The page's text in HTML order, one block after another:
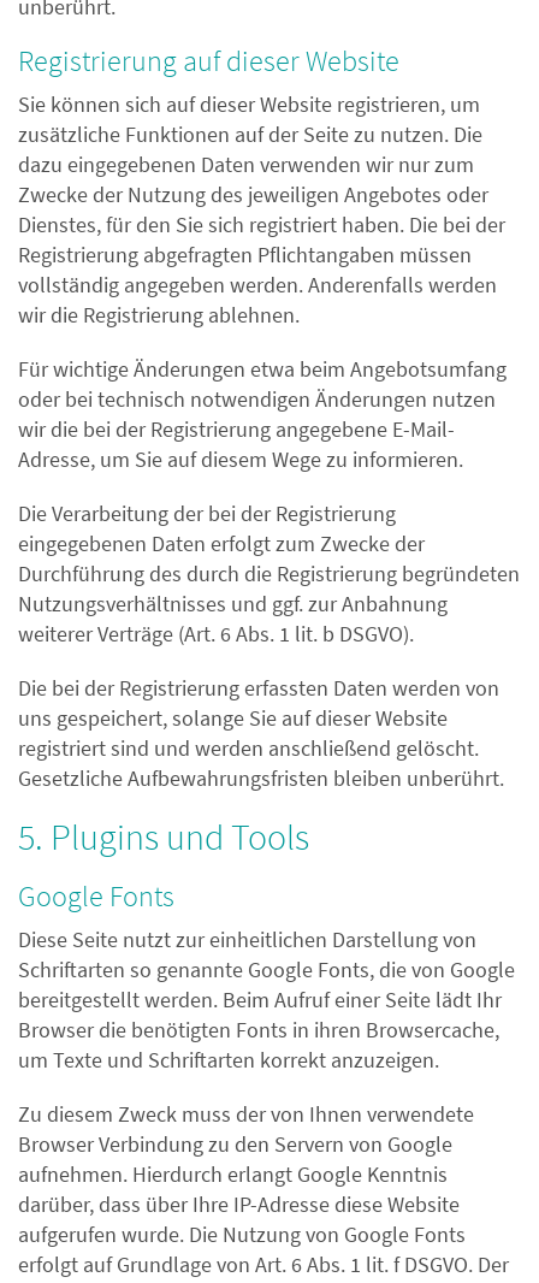
unberührt.
Registrierung auf dieser Website
Sie können sich auf dieser Website registrieren, um
zusätzliche Funktionen auf der Seite zu nutzen. Die
dazu eingegebenen Daten verwenden wir nur zum
Zwecke der Nutzung des jeweiligen Angebotes oder
Dienstes, für den Sie sich registriert haben. Die bei der
Registrierung abgefragten Pflichtangaben müssen
vollständig angegeben werden. Anderenfalls werden
wir die Registrierung ablehnen.
Für wichtige Änderungen etwa beim Angebotsumfang
oder bei technisch notwendigen Änderungen nutzen
wir die bei der Registrierung angegebene E-Mail-
Adresse, um Sie auf diesem Wege zu informieren.
Die Verarbeitung der bei der Registrierung
eingegebenen Daten erfolgt zum Zwecke der
Durchführung des durch die Registrierung begründeten
Nutzungsverhältnisses und ggf. zur Anbahnung
weiterer Verträge (Art. 6 Abs. 1 lit. b DSGVO).
Die bei der Registrierung erfassten Daten werden von
uns gespeichert, solange Sie auf dieser Website
registriert sind und werden anschließend gelöscht.
Gesetzliche Aufbewahrungsfristen bleiben unberührt.
5. Plugins und Tools
Google Fonts
Diese Seite nutzt zur einheitlichen Darstellung von
Schriftarten so genannte Google Fonts, die von Google
bereitgestellt werden. Beim Aufruf einer Seite lädt Ihr
Browser die benötigten Fonts in ihren Browsercache,
um Texte und Schriftarten korrekt anzuzeigen.
Zu diesem Zweck muss der von Ihnen verwendete
Browser Verbindung zu den Servern von Google
aufnehmen. Hierdurch erlangt Google Kenntnis
darüber, dass über Ihre IP-Adresse diese Website
aufgerufen wurde. Die Nutzung von Google Fonts
erfolgt auf Grundlage von Art. 6 Abs. 1 lit. f DSGVO. Der